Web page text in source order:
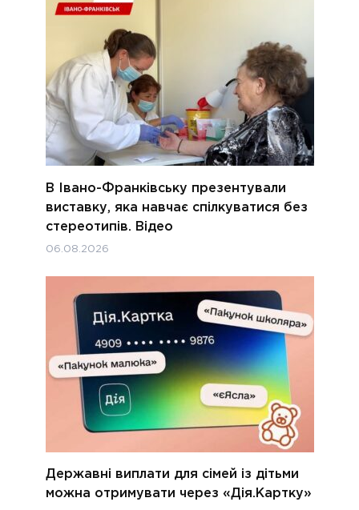
В Івано-Франківську презентували
виставку, яка навчає спілкуватися без
стереотипів. Відео
06.08.2026
Державні виплати для сімей із дітьми
можна отримувати через «Дія.Картку»